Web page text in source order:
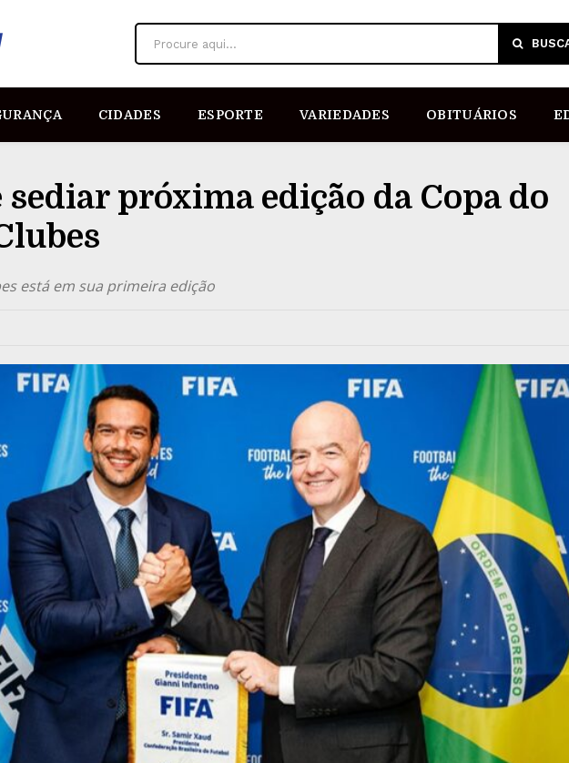
Procure aqui...
CIDADES ESPORTE VARIEDADES OBITUÁRIOS
próxima edição da Copa do
está em sua primeira edição